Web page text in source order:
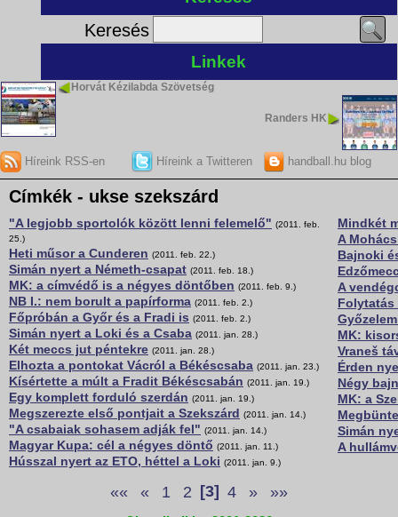
Keresés
Linkek
Horvát Kézilabda Szövetség
Randers HK
Híreink RSS-en Híreink a Twitteren handball.hu blog
Címkék - ukse szekszárd
"A legjobb sportolók között lenni felemelő" (2011. feb.
25.)
Heti műsor a Cunderen (2011. feb. 22.)
Simán nyert a Németh-csapat (2011. feb. 18.)
MK: a címvédő is a négyes döntőben (2011. feb. 9.)
NB I.: nem borult a papírforma (2011. feb. 2.)
Főpróbán a Győr és a Fradi is (2011. feb. 2.)
Simán nyert a Loki és a Csaba (2011. jan. 28.)
Két meccs jut péntekre (2011. jan. 28.)
Elhozta a pontokat Vácról a Békéscsaba (2011. jan. 23.)
Kísértette a múlt a Fradit Békéscsabán (2011. jan. 19.)
Egy komplett forduló szerdán (2011. jan. 19.)
Megszerezte első pontjait a Szekszárd (2011. jan. 14.)
"A csabaiak sohasem adják fel" (2011. jan. 14.)
Magyar Kupa: cél a négyes döntő (2011. jan. 11.)
Hússzal nyert az ETO, héttel a Loki (2011. jan. 9.)
Mindkét
A
Bajnoki
A
Folytatás
MK:
Vraneš
Érden
Négy
MK: a
Simán
A
«« « 1 2 [3] 4 » »»